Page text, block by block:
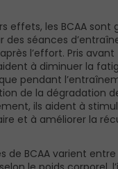
effets, les BCAA
séances
l’effort. Pris avant
à diminuer la
pendant
de la dégradation
ils aident à
et à améliorer la
de BCAA varient entre